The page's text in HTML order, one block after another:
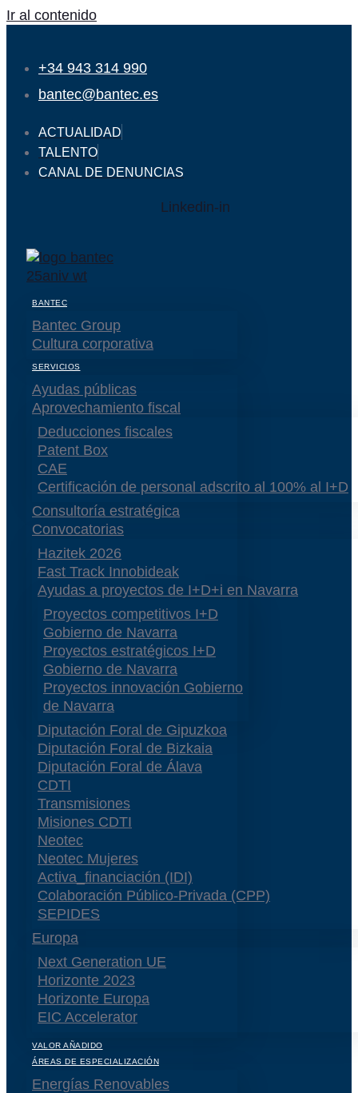
Ir al contenido
+34 943 314 990
bantec@bantec.es
ACTUALIDAD
TALENTO
CANAL DE DENUNCIAS
Linkedin-in
BANTEC
Bantec Group
Cultura corporativa
SERVICIOS
Ayudas públicas
Aprovechamiento fiscal
Deducciones fiscales
Patent Box
CAE
Certificación de personal adscrito al 100% al I+D
Consultoría estratégica
Convocatorias
Hazitek 2026
Fast Track Innobideak
Ayudas a proyectos de I+D+i en Navarra
Proyectos competitivos I+D
Gobierno de Navarra
Proyectos estratégicos I+D
Gobierno de Navarra
Proyectos innovación Gobierno
de Navarra
Diputación Foral de Gipuzkoa
Diputación Foral de Bizkaia
Diputación Foral de Álava
CDTI
Transmisiones
Misiones CDTI
Neotec
Neotec Mujeres
Activa_financiación (IDI)
Colaboración Público-Privada (CPP)
SEPIDES
Europa
Next Generation UE
Horizonte 2023
Horizonte Europa
EIC Accelerator
VALOR AÑADIDO
ÁREAS DE ESPECIALIZACIÓN
Energías Renovables